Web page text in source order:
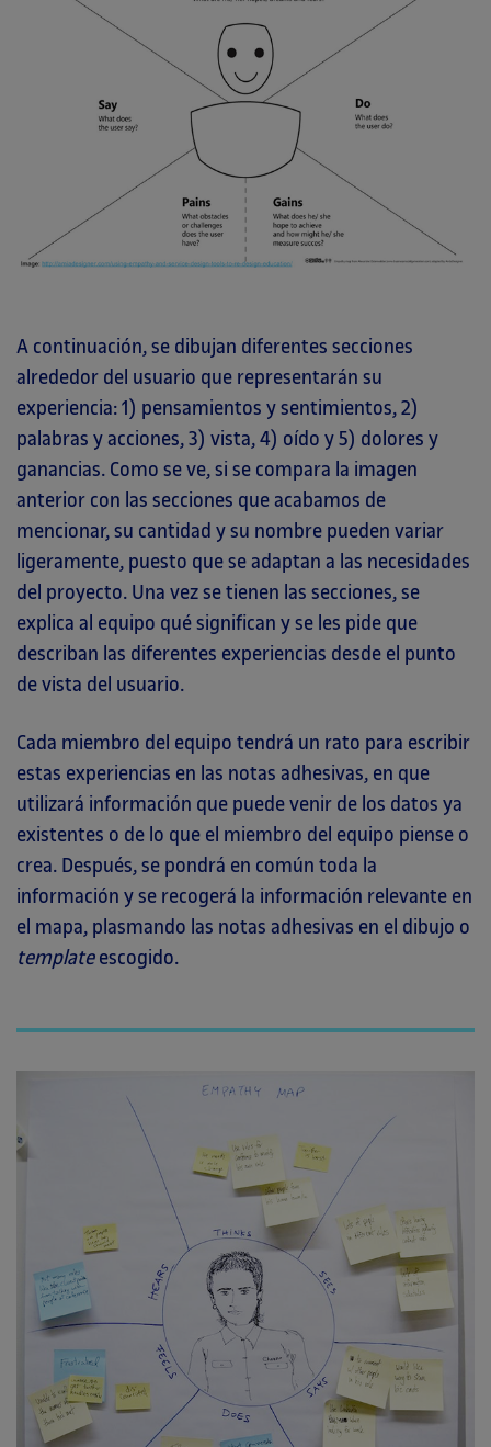
A continuación, se dibujan diferentes secciones
alrededor del usuario que representarán su
experiencia: 1) pensamientos y sentimientos, 2)
palabras y acciones, 3) vista, 4) oído y 5) dolores y
ganancias. Como se ve, si se compara la imagen
anterior con las secciones que acabamos de
mencionar, su cantidad y su nombre pueden variar
ligeramente, puesto que se adaptan a las necesidades
del proyecto. Una vez se tienen las secciones, se
explica al equipo qué significan y se les pide que
describan las diferentes experiencias desde el punto
de vista del usuario.
Cada miembro del equipo tendrá un rato para escribir
estas experiencias en las notas adhesivas, en que
utilizará información que puede venir de los datos ya
existentes o de lo que el miembro del equipo piense o
crea. Después, se pondrá en común toda la
información y se recogerá la información relevante en
el mapa, plasmando las notas adhesivas en el dibujo o
templateescogido.